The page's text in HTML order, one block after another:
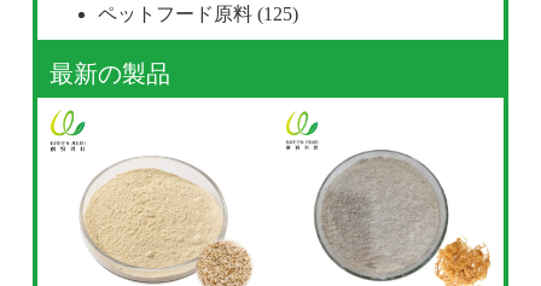
ペットフード原料 (125)
最新の製品